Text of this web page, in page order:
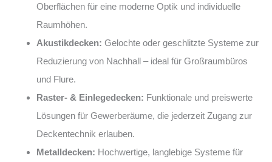
Oberflächen für eine moderne Optik und individuelle
Raumhöhen.
Akustikdecken: Gelochte oder geschlitzte Systeme zur
Reduzierung von Nachhall – ideal für Großraumbüros
und Flure.
Raster- & Einlegedecken: Funktionale und preiswerte
Lösungen für Gewerberäume, die jederzeit Zugang zur
Deckentechnik erlauben.
Metalldecken: Hochwertige, langlebige Systeme für